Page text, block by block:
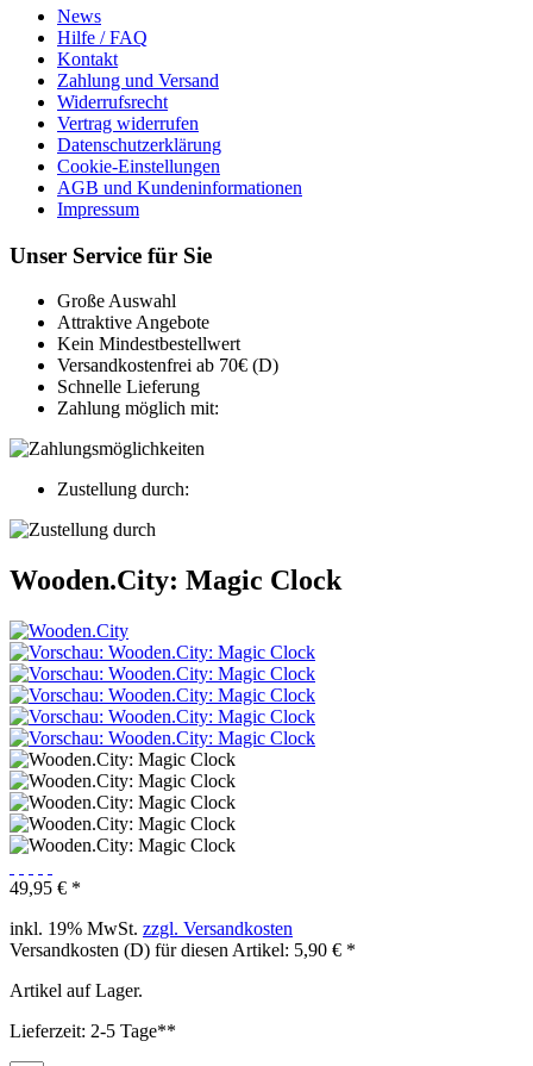
News
Hilfe / FAQ
Kontakt
Zahlung und Versand
Widerrufsrecht
Vertrag widerrufen
Datenschutzerklärung
Cookie-Einstellungen
AGB und Kundeninformationen
Impressum
Unser Service für Sie
Große Auswahl
Attraktive Angebote
Kein Mindestbestellwert
Versandkostenfrei ab 70€ (D)
Schnelle Lieferung
Zahlung möglich mit:
Zustellung durch:
Wooden.City: Magic Clock
49,95 € *
inkl. 19% MwSt. zzgl. Versandkosten
Versandkosten (D) für diesen Artikel: 5,90 € *
Artikel auf Lager.
Lieferzeit: 2-5 Tage**